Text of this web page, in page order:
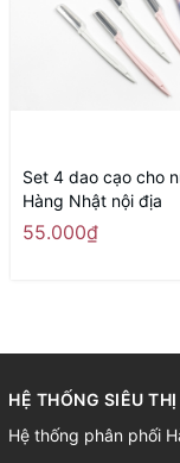
Set 4 dao cạo cho
Hàng Nhật nội địa
55.000₫
HỆ THỐNG SIÊU
Hệ thống phân phối